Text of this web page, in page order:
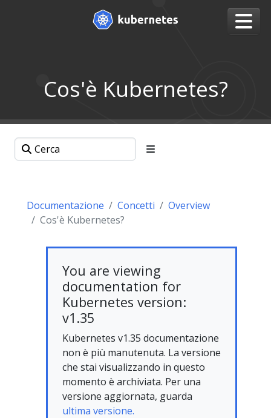
Cos'è Kubernetes?
Documentazione Concetti
Overview
Cos'è Kubernetes?
You are viewing
documentation for
Kubernetes version:
v1.35
Kubernetes v1.35 documentazione
non è più manutenuta. La versione
che stai visualizzando in questo
momento è archiviata. Per una
versione aggiornata, guarda
ultima versione.